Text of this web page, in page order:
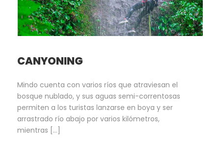
CANYONING
Mindo cuenta con varios ríos que atraviesan el
bosque nublado, y sus aguas semi-correntosas
permiten a los turistas lanzarse en boya y ser
arrastrado río abajo por varios kilómetros,
mientras […]